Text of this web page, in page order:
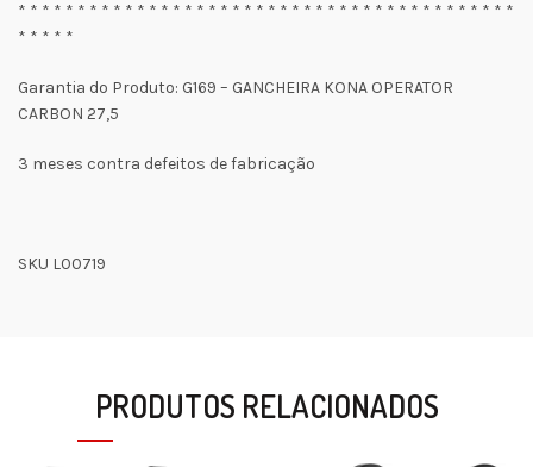
* * * * * * * * * * * * * * * * * * * * * * * * * * * * * * * * * * * * * * * * * *
* * * * *
Garantia do Produto: G169 – GANCHEIRA KONA OPERATOR
CARBON 27,5
3 meses contra defeitos de fabricação
SKU L00719
PRODUTOS RELACIONADOS